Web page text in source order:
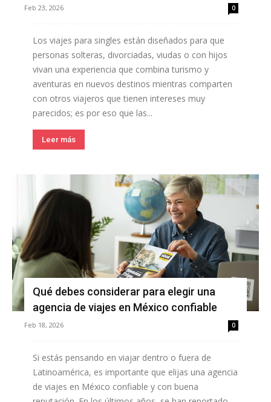
Feb 23, 2026 0
Los viajes para singles están diseñados para que
personas solteras, divorciadas, viudas o con hijos
vivan una experiencia que combina turismo y
aventuras en nuevos destinos mientras comparten
con otros viajeros que tienen intereses muy
parecidos; es por eso que las...
Leer más
Qué debes considerar para elegir una
agencia de viajes en México confiable
Feb 18, 2026 0
Si estás pensando en viajar dentro o fuera de
Latinoamérica, es importante que elijas una agencia
de viajes en México confiable y con buena